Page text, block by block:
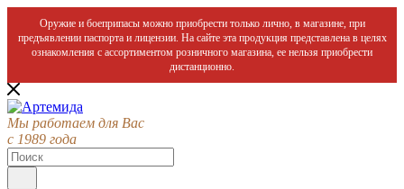
Оружие и боеприпасы можно приобрести только лично, в магазине, при
предъявлении паспорта и лицензии. На сайте эта продукция представлена в целях
ознакомления с ассортиментом розничного магазина, ее нельзя приобрести
дистанционно.
Мы работаем для Вас
с 1989 года